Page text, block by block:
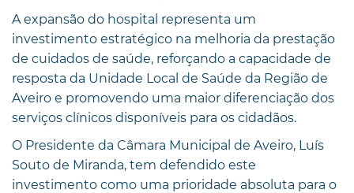
A expansão do hospital representa um
investimento estratégico na melhoria da prestação
de cuidados de saúde, reforçando a capacidade de
resposta da Unidade Local de Saúde da Região de
Aveiro e promovendo uma maior diferenciação dos
serviços clínicos disponíveis para os cidadãos.
O Presidente da Câmara Municipal de Aveiro, Luís
Souto de Miranda, tem defendido este
investimento como uma prioridade absoluta para o